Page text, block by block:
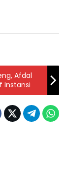
Afdal
Instansi